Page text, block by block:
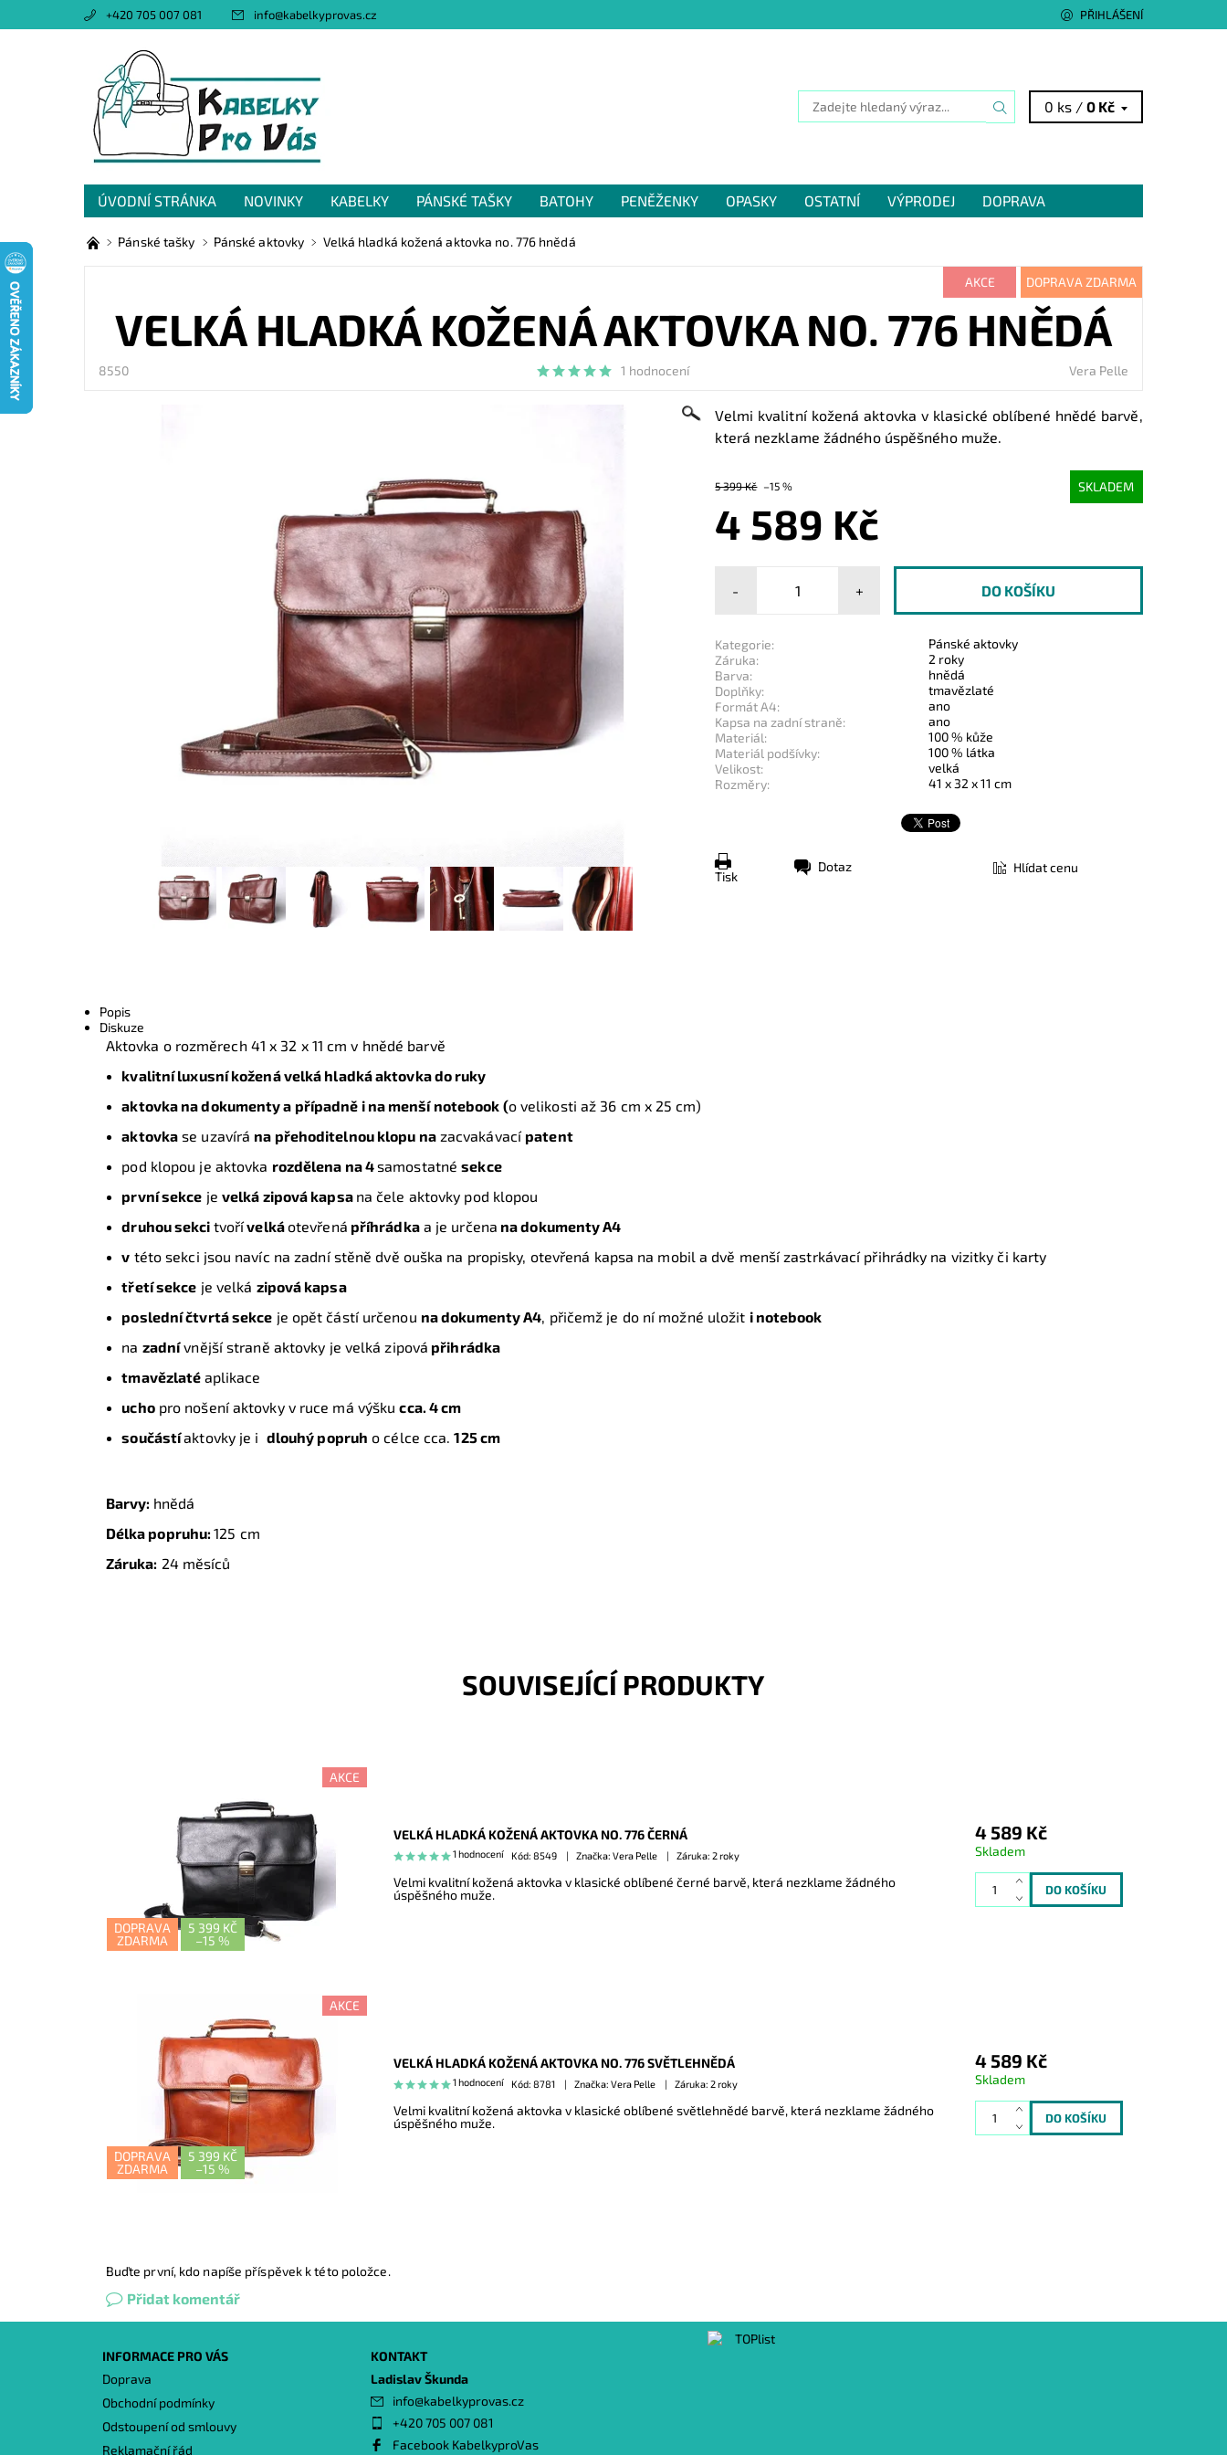
+420 705 007 081 info@kabelkyprovas.cz PŘIHLÁŠENÍ
0 ks /0 Kč
ÚVODNÍ STRÁNKA NOVINKY KABELKY PÁNSKÉ TAŠKY BATOHY PENĚŽENKY OPASKY OSTATNÍ VÝPRODEJ
DOPRAVA
OBCHODNÍ PODMÍNKY
GDPR NAPIŠTE NÁM
Pánské tašky Pánské aktovky Velká hladká kožená aktovka no. 776 hnědá
AKCE DOPRAVA ZDARMA
VELKÁ HLADKÁ KOŽENÁ AKTOVKA NO. 776 HNĚDÁ
8550 1 hodnocení Vera Pelle
Velmi kvalitní kožená aktovka v klasické oblíbené hnědé barvě,
která nezklame žádného úspěšného muže.
5 399 Kč –15 % SKLADEM
4 589 Kč
- +
Kategorie:
Pánské aktovky
Záruka:
2 roky
Barva:
hnědá
Doplňky:
tmavězlaté
Formát A4:
ano
Kapsa na zadní straně:
ano
Materiál:
100 % kůže
Materiál podšívky:
100 % látka
Velikost:
velká
Rozměry:
41 x 32 x 11 cm
Tisk
Dotaz Hlídat cenu
Popis
Diskuze
Aktovka o rozměrech 41 x 32 x 11 cm v hnědé barvě
kvalitní luxusní kožená velká hladká aktovka do ruky
aktovka na dokumenty a případně i na menší notebook (o velikosti až 36 cm x 25 cm)
aktovka se uzavírá na přehoditelnou klopu nazacvakávací patent
pod klopou je aktovka rozdělena na 4samostatnésekce
první sekce je velká zipová kapsa na čele aktovky pod klopou
druhou sekci tvořívelkáotevřená příhrádkaa je určena na dokumenty A4
v této sekci jsou navíc na zadní stěně dvě ouška na propisky, otevřená kapsa na mobil a dvě menší zastrkávací přihrádky na vizitky či karty
třetí sekce je velká zipová kapsa
poslední čtvrtá sekce je opět částí určenou na dokumenty A4 , přičemž je do ní možné uložit i notebook
na zadnívnější straně aktovky je velká zipová přihrádka
tmavězlaté aplikace
uchopro nošení aktovky v ruce má výškucca. 4 cm
součástíaktovky je i dlouhý popruh o célce cca.125 cm
Barvy: hnědá
Délka popruhu:125 cm
Záruka: 24 měsíců
SOUVISEJÍCÍ PRODUKTY
AKCE
DOPRAVA
ZDARMA
5 399 KČ
–15 %
VELKÁ HLADKÁ KOŽENÁ AKTOVKA NO. 776 ČERNÁ
1 hodnocení Kód: 8549 Značka: Vera Pelle Záruka: 2 roky
Velmi kvalitní kožená aktovka v klasické oblíbené černé barvě, která nezklame žádného
úspěšného muže.
4 589 Kč
Skladem
AKCE
DOPRAVA
ZDARMA
5 399 KČ
–15 %
VELKÁ HLADKÁ KOŽENÁ AKTOVKA NO. 776 SVĚTLEHNĚDÁ
1 hodnocení Kód: 8781 Značka: Vera Pelle Záruka: 2 roky
Velmi kvalitní kožená aktovka v klasické oblíbené světlehnědé barvě, která nezklame žádného
úspěšného muže.
4 589 Kč
Skladem
Buďte první, kdo napíše příspěvek k této položce.
Přidat komentář
INFORMACE PRO VÁS
Doprava
Obchodní podmínky
Odstoupení od smlouvy
Reklamační řád
KONTAKT
Ladislav Škunda
info@kabelkyprovas.cz
+420 705 007 081
Facebook KabelkyproVas